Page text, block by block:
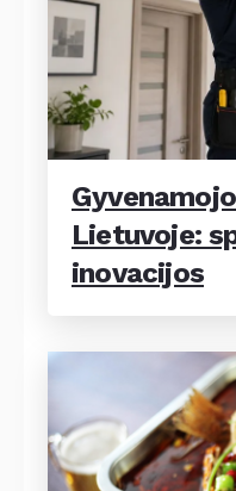
Lietuvoje:
inovacijos